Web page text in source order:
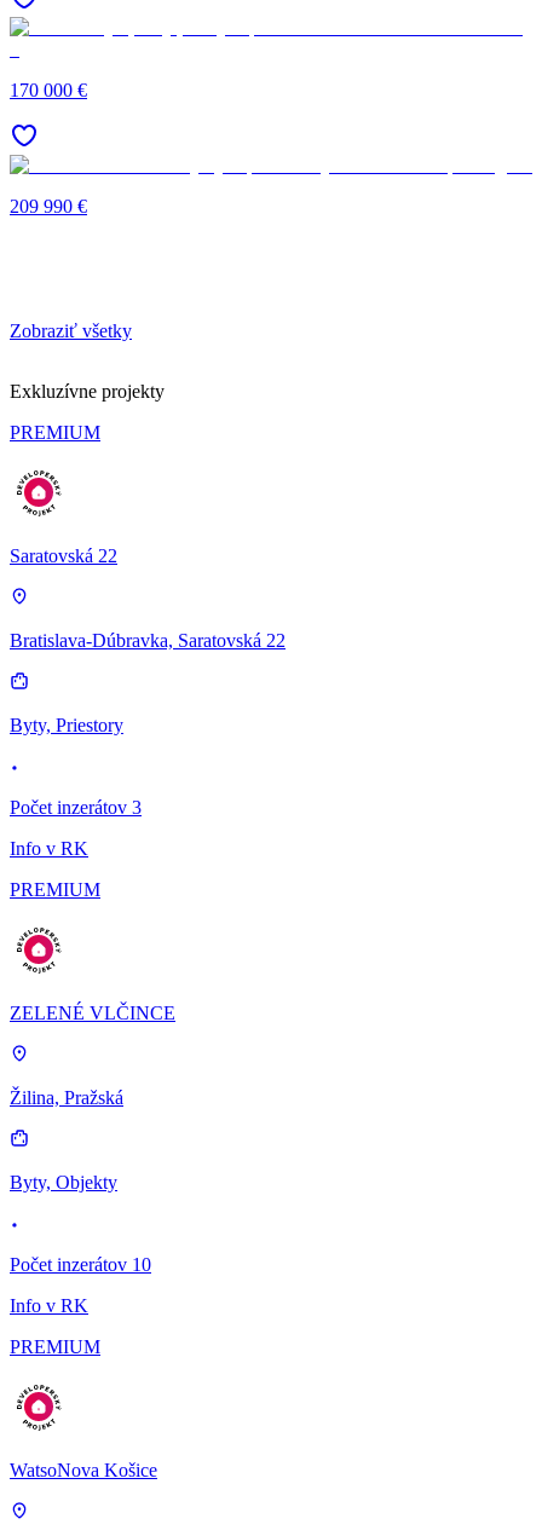
170 000 €
209 990 €
Zobraziť všetky
Exkluzívne projekty
PREMIUM
Saratovská 22
Bratislava-Dúbravka, Saratovská 22
Byty, Priestory
Počet inzerátov 3
Info v RK
PREMIUM
ZELENÉ VLČINCE
Žilina, Pražská
Byty, Objekty
Počet inzerátov 10
Info v RK
PREMIUM
WatsoNova Košice